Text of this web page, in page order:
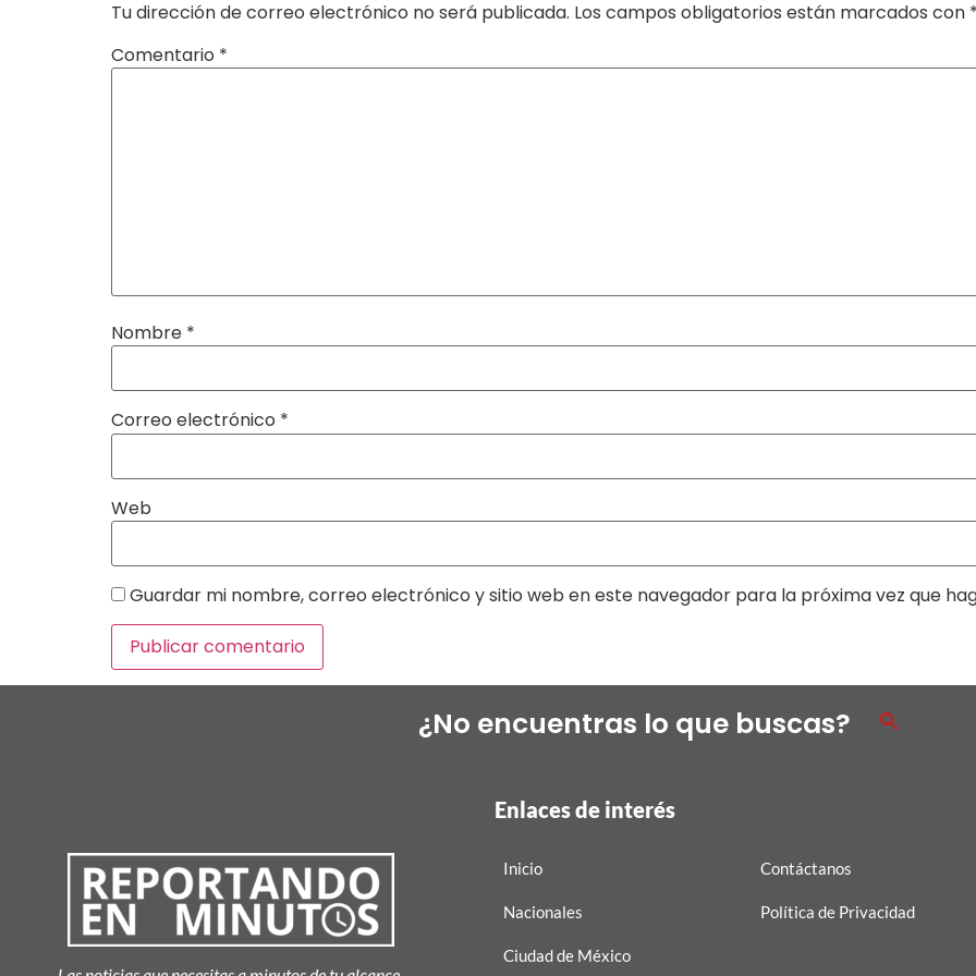
Tu dirección de correo electrónico no será publicada. Los campos obligatorios están marcados con
Comentario *
Nombre *
Correo electrónico *
Web
Guardar mi nombre, correo electrónico y sitio web en este navegador para la próxima vez que
¿No encuentras lo que buscas?
Enlaces de interés
Inicio
Nacionales
Ciudad de México
Contáctanos
Política de Privacidad